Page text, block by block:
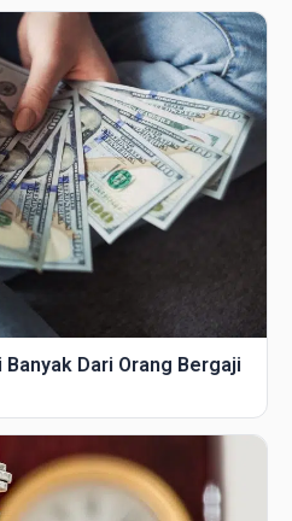
Dari Orang Bergaji